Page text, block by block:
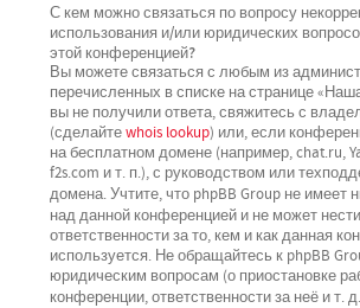
С кем можно связаться по вопросу
использования и/или юридических
этой конференцией?
Вы можете связаться с любым из
перечисленных в списке на странице
вы не получили ответа, свяжитесь с
(сделайтеwhois lookup) или, если
на бесплатном домене (например, chat.ru,
f2s.com и т. п.), с руководством или
домена. Учтите, что phpBB Group не имеет
над данной конференциейи не может
ответственности за то, кем и как данная
используется. Не обращайтесь к phpBB
юридическим вопросам (о приостановке
конференции, ответственности за неё и т.